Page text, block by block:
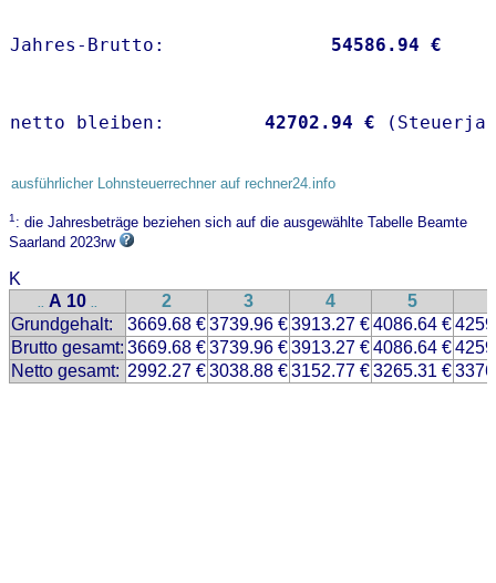
Jahres-Brutto: 54586.94 €
netto bleiben: 42702.94 €
ausführlicher Lohnsteuerrechner auf rechner24.info
1: die Jahresbeträge beziehen sich auf die ausgewählte Tabelle Beamte
Saarland 2023rw
K
.. A 10 .. 2 3 4 5
Grundgehalt:
3669.68 €3739.96 €3913.27 €4086.64 €
Brutto gesamt: 3669.68 €3739.96 €3913.27 €4086.64 €
Netto gesamt: 2992.27 €3038.88 €3152.77 €3265.31 €